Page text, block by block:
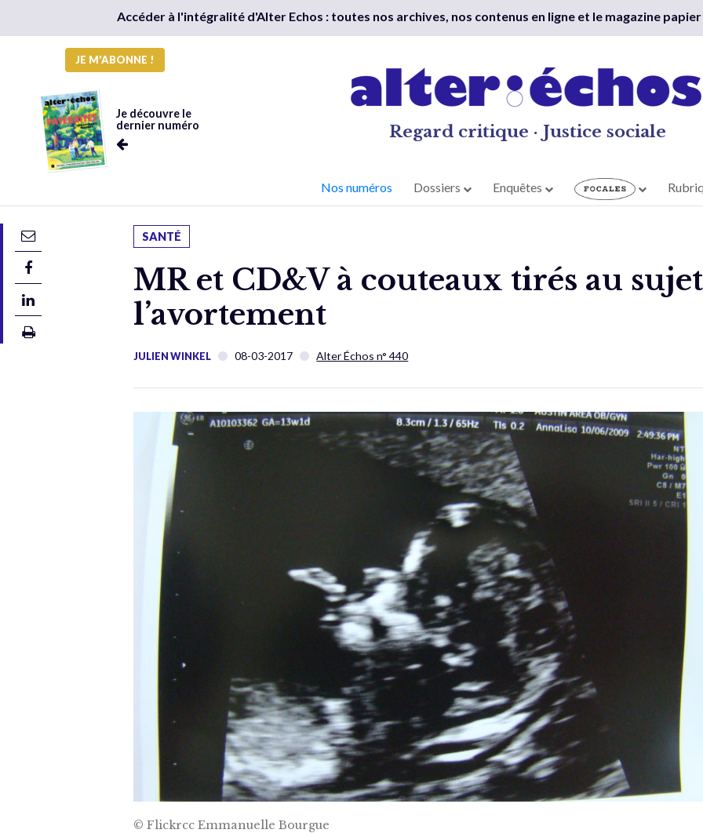
Accéder à l'intégralité d'Alter Echos : toutes nos archives, nos contenus en ligne et le magazine
JE M'ABONNE !
Je découvre le
dernier numéro
Regard critique · Justice sociale
Nos numéros Dossiers Enquêtes
SANTÉ
MR et CD&V à couteaux tirés au
l’avortement
JULIEN WINKEL 08-03-2017 Alter Échos n° 440
© Flickrcc Emmanuelle Bourgue